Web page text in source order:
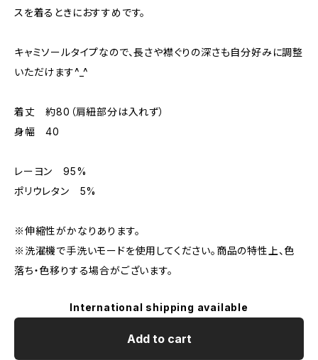
スを着るときにおすすめです。
キャミソールタイプなので、長さや襟ぐりの深さも自分好みに調整
いただけます^_^
着丈 約80（肩紐部分は入れず）
身幅 40
レーヨン 95%
ポリウレタン 5%
※伸縮性がかなりあります。
※洗濯機で手洗いモードを使用してください。商品の特性上、色
落ち・色移りする場合がございます。
International shipping available
Add to cart